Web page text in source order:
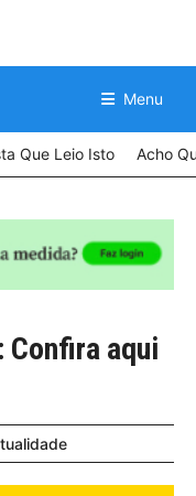
Menu
Que Leio Isto Acho
Confira aqui